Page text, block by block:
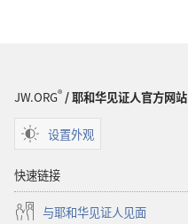
JW.ORG®/ 耶和华见证人官方网站
设置外观
快速链接
与耶和华见证人见面